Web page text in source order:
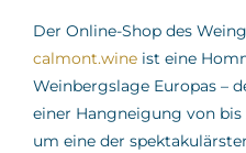
Der Online-Shop des
calmont.wineist eine
Weinbergslage Europas –
einer Hangneigung von bis
um eine der